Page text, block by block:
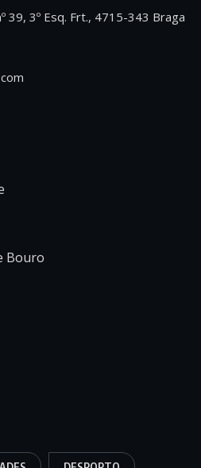
39, 3º Esq. Frt., 4715-343 Braga
Bouro